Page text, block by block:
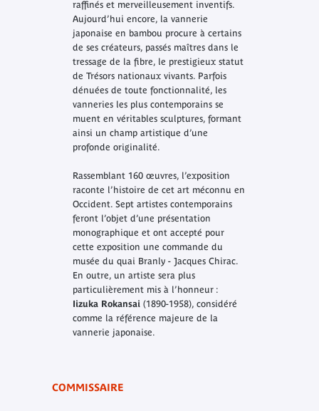
raffinés et merveilleusement inventifs.
Aujourd’hui encore, la vannerie
japonaise en bambou procure à certains
de ses créateurs, passés maîtres dans le
tressage de la fibre, le prestigieux statut
de Trésors nationaux vivants. Parfois
dénuées de toute fonctionnalité, les
vanneries les plus contemporains se
muent en véritables sculptures, formant
ainsi un champ artistique d’une
profonde originalité.
Rassemblant 160 œuvres, l’exposition
raconte l’histoire de cet art méconnu en
Occident. Sept artistes contemporains
feront l’objet d’une présentation
monographique et ont accepté pour
cette exposition une commande du
musée du quai Branly - Jacques Chirac.
En outre, un artiste sera plus
particulièrement mis à l’honneur :
Iizuka Rokansai(1890-1958), considéré
comme la référence majeure de la
vannerie japonaise.
COMMISSAIRE